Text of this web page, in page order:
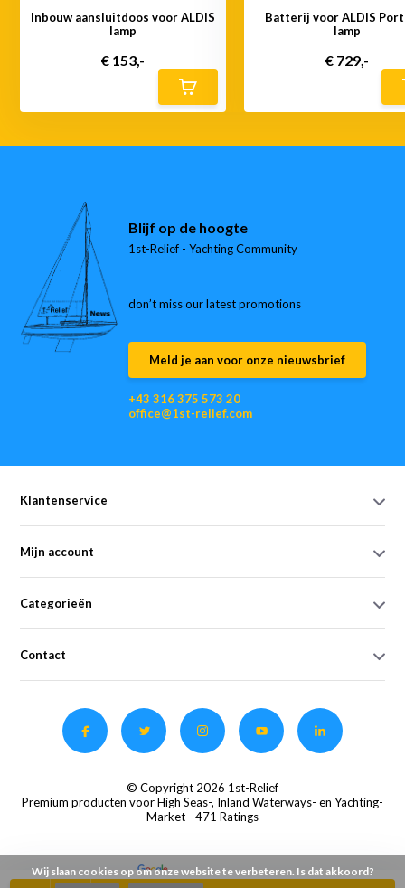
Inbouw aansluitdoos voor ALDIS
lamp
€ 153,-
Batterij voor ALDIS
lamp
€ 729,-
Blijf op de hoogte
1st-Relief - Yachting Community
don’t miss our latest promotions
Meld je aan voor onze nieuwsbrief
+43 316 375 573 20
office@1st-relief.com
Klantenservice
Mijn account
Categorieën
Contact
© Copyright 2026 1st-Relief
Premium producten voor High Seas-, Inland Waterways- en Yachting-
Market - 471 Ratings
Wij slaan cookies op om onze website te verbeteren. Is dat akkoord?